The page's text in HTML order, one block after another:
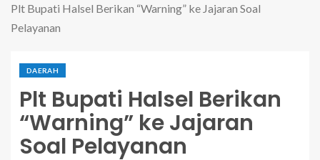
Plt Bupati Halsel Berikan “Warning” ke Jajaran Soal
Pelayanan
DAERAH
Plt Bupati Halsel Berikan
“Warning” ke Jajaran
Soal Pelayanan